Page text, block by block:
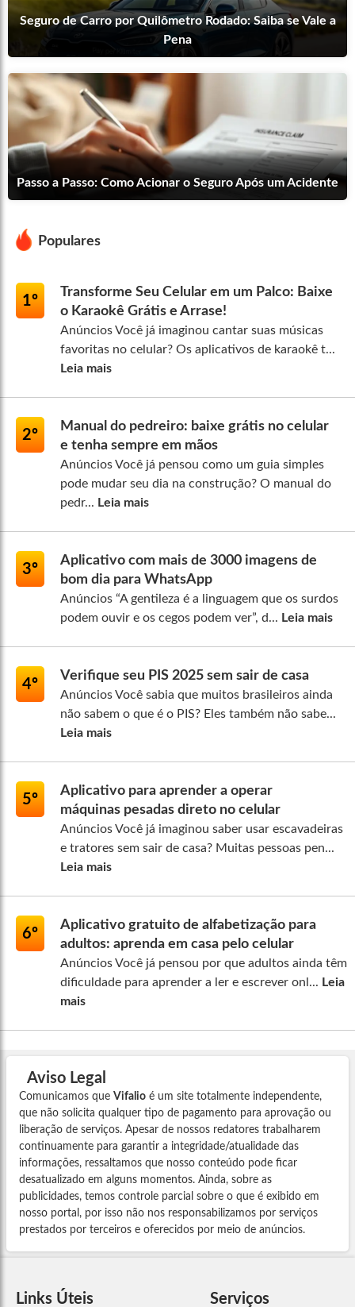
Seguro de Carro por Quilômetro Rodado: Saiba se Vale a
Pena
Passo a Passo: Como Acionar o Seguro Após um Acidente
Populares
1º
Transforme Seu Celular em um Palco: Baixe
o Karaokê Grátis e Arrase!
Anúncios Você já imaginou cantar suas músicas
favoritas no celular? Os aplicativos de karaokê t...
Leia mais
2º
Manual do pedreiro: baixe grátis no celular
e tenha sempre em mãos
Anúncios Você já pensou como um guia simples
pode mudar seu dia na construção? O manual do
pedr... Leia mais
3º
Aplicativo com mais de 3000 imagens de
bom dia para WhatsApp
Anúncios “A gentileza é a linguagem que os surdos
podem ouvir e os cegos podem ver”, d... Leia mais
4º
Verifique seu PIS 2025 sem sair de casa
Anúncios Você sabia que muitos brasileiros ainda
não sabem o que é o PIS? Eles também não sabe...
Leia mais
5º
Aplicativo para aprender a operar
máquinas pesadas direto no celular
Anúncios Você já imaginou saber usar escavadeiras
e tratores sem sair de casa? Muitas pessoas pen...
Leia mais
6º
Aplicativo gratuito de alfabetização para
adultos: aprenda em casa pelo celular
Anúncios Você já pensou por que adultos ainda têm
dificuldade para aprender a ler e escrever onl... Leia
mais
Aviso Legal
Comunicamos que Vifalio é um site totalmente independente,
que não solicita qualquer tipo de pagamento para aprovação ou
liberação de serviços. Apesar de nossos redatores trabalharem
continuamente para garantir a integridade/atualidade das
informações, ressaltamos que nosso conteúdo pode ficar
desatualizado em alguns momentos. Ainda, sobre as
publicidades, temos controle parcial sobre o que é exibido em
nosso portal, por isso não nos responsabilizamos por serviços
prestados por terceiros e oferecidos por meio de anúncios.
Links Úteis Serviços